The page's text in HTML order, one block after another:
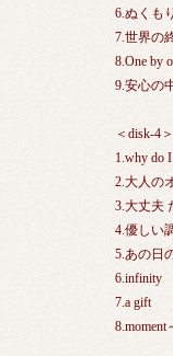
6.ぬくもり
7.世界の
8.One by
9.安心の
＜disk-4＞
1.why do
2.大人の
3.大丈夫
4.優しい
5.あの日
6.infinity
7.a gift